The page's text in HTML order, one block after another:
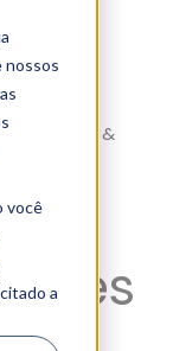
nossos
você
a
nosso
o
Meio &